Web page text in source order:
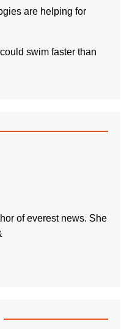
are helping for
swim faster than
of everest news. She